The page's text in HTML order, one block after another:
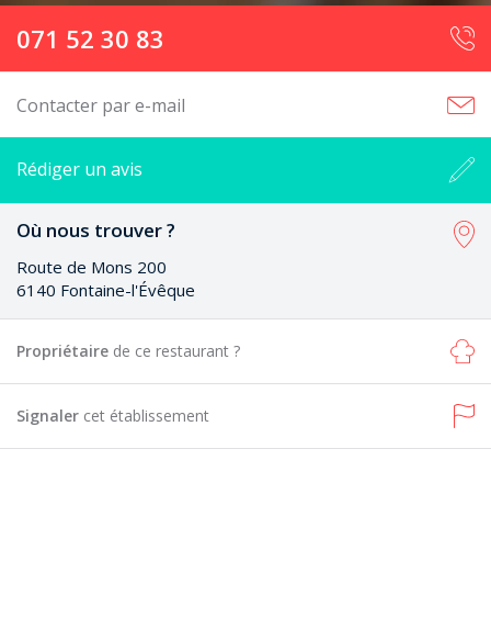
071 52 30 83
Contacter par e-mail
Rédiger un avis
Où nous trouver ?
Route de Mons 200
6140 Fontaine-l'Évêque
Propriétaire de ce restaurant ?
Signaler cet établissement